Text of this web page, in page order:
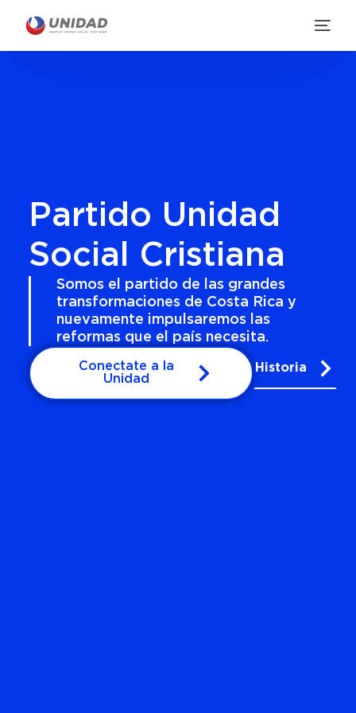
Partido Unidad
Social Cristiana
Somos el partido de las grandes
transformaciones de Costa Rica y
nuevamente impulsaremos las
reformas que el país necesita.
Conectate a la
Unidad
Historia